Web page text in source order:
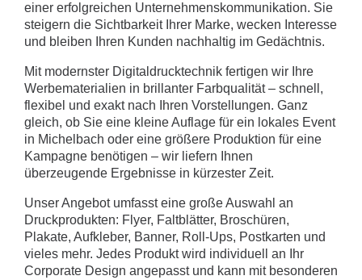
einer erfolgreichen Unternehmenskommunikation. Sie
steigern die Sichtbarkeit Ihrer Marke, wecken Interesse
und bleiben Ihren Kunden nachhaltig im Gedächtnis.
Mit modernster Digitaldrucktechnik fertigen wir Ihre
Werbematerialien in brillanter Farbqualität – schnell,
flexibel und exakt nach Ihren Vorstellungen. Ganz
gleich, ob Sie eine kleine Auflage für ein lokales Event
in Michelbach oder eine größere Produktion für eine
Kampagne benötigen – wir liefern Ihnen
überzeugende Ergebnisse in kürzester Zeit.
Unser Angebot umfasst eine große Auswahl an
Druckprodukten: Flyer, Faltblätter, Broschüren,
Plakate, Aufkleber, Banner, Roll-Ups, Postkarten und
vieles mehr. Jedes Produkt wird individuell an Ihr
Corporate Design angepasst und kann mit besonderen